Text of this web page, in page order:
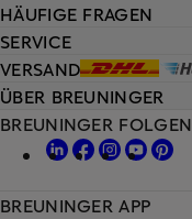
HÄUFIGE FRAGEN
SERVICE
VERSAND
ÜBER BREUNINGER
BREUNINGER FOLGEN
BREUNINGER APP